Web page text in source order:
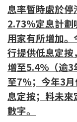
火險、家居、寵物
保險資訊專欄
聯絡我們
聯絡方法
網上申請按揭轉介
息率暫時處於
2.73%定息計劃
用家有所增加。
行提供低息定
增至5.4%（逾3
至7%；今年3
息定按；料未
數字。